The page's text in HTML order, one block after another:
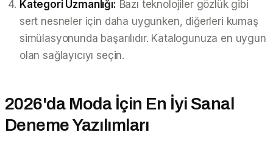
Kategori Uzmanlığı: Bazı teknolojiler gözlük gibi
sert nesneler için daha uygunken, diğerleri kumaş
simülasyonunda başarılıdır. Katalogunuza en uygun
olan sağlayıcıyı seçin.
2026'da Moda İçin En İyi Sanal
Deneme Yazılımları